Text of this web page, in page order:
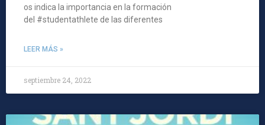
os indica la importancia en la formación
del #studentathlete de las diferentes
LEER MÁS »
septiembre 24, 2022